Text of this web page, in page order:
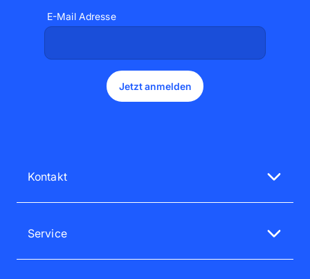
E-Mail Adresse
Jetzt anmelden
Kontakt
Unsere Service-Mitarbeiter sind gerne für dich da
Sa - So 12:00 - 16:00 Uhr
0720 88 20 50
Service
Service-Bereich